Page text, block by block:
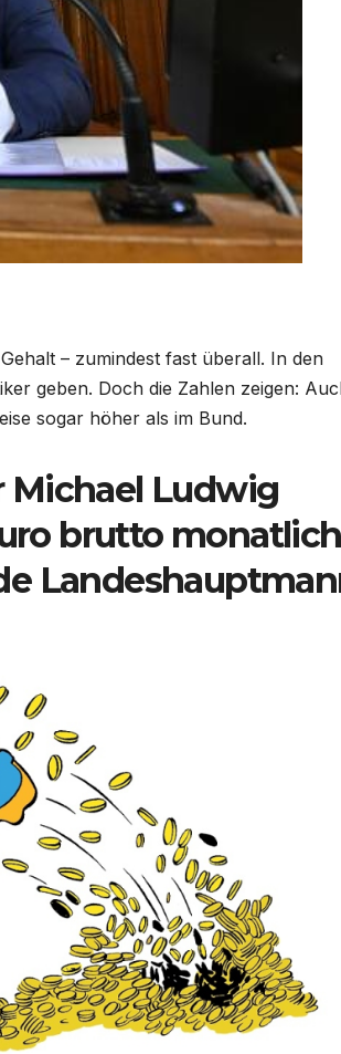
– zumindest fast überall. In den
geben. Doch die Zahlen zeigen:
sogar höher als im Bund.
Michael Ludwig
brutto monatlich